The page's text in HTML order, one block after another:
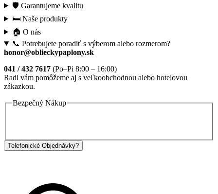
🛡️ Garantujeme kvalitu
🛏️ Naše produkty
🏠 O nás
📞 Potrebujete poradiť s výberom alebo rozmerom?
honor@oblieckypaplony.sk
041 / 432 7617 (Po–Pi 8:00 – 16:00)
Radi vám pomôžeme aj s veľkoobchodnou alebo hotelovou
zákazkou.
Bezpečný Nákup
Telefonické Objednávky?